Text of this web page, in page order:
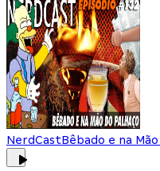
NerdCastBêbado e na